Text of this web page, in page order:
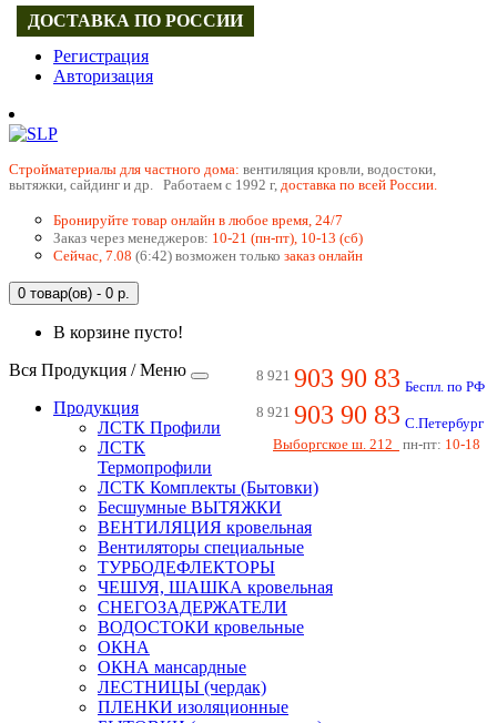
Регистрация
Авторизация
Cтройматериалы для частного дома: вентиляция кровли, водостоки,
вытяжки, сайдинг и др. Работаем с 1992 г, доставка по всей России.
Бронируйте товар онлайн в любое время, 24/7
Заказ через менеджеров: 10-21 (пн-пт), 10-13 (сб)
Сейчас, 7.08 (6:42) возможен только заказ онлайн
0 товар(ов) - 0 р.
В корзине пусто!
8 921 903 90 83 Беспл. по РФ
8 921 903 90 83 С.Петербург
Выборгское ш. 212
пн-пт: 10-18
Вся Продукция / Меню
Продукция
ЛСТК Профили
ЛСТК
Термопрофили
ЛСТК Комплекты (Бытовки)
Бесшумные ВЫТЯЖКИ
ВЕНТИЛЯЦИЯ кровельная
Вентиляторы специальные
ТУРБОДЕФЛЕКТОРЫ
ЧЕШУЯ, ШАШКА кровельная
СНЕГОЗАДЕРЖАТЕЛИ
ВОДОСТОКИ кровельные
ОКНА
ОКНА мансардные
ЛЕСТНИЦЫ (чердак)
ПЛЕНКИ изоляционные
ДОСТАВКА ПО РОССИИ